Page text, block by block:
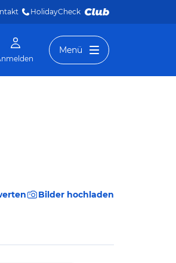
HolidayCheck
Menü
Bilder hochladen